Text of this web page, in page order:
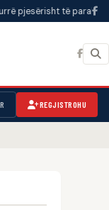
të paralizuar;
REGJISTROHU